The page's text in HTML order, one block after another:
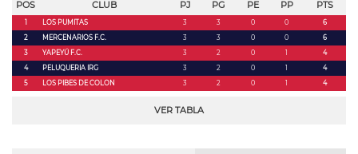
POS CLUB PJ PG PE PP PTS
1 LOS PUMITAS 3 3 0 0
6
2
MERCENARIOS F.C. 3 3 0 0
6
3
YAPEYÚ F.C. 3 2 0 1
4
4
PELUQUERIA IRG 3 2 0 1
4
5
LOS PIBES DE COLON 3 2 0 1 4
VER TABLA